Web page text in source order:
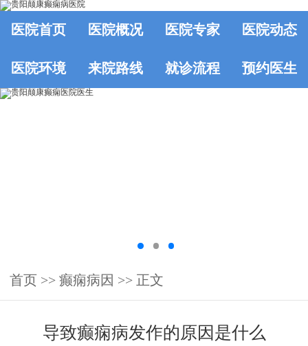
医院首页 医院概况 医院专家 医院动态
医院环境 来院路线 就诊流程 预约医生
首页 >> 癫痫病因 >> 正文
导致癫痫病发作的原因是什么